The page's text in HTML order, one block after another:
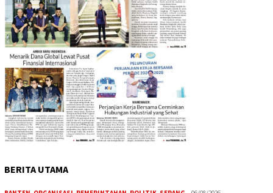
BERITA UTAMA